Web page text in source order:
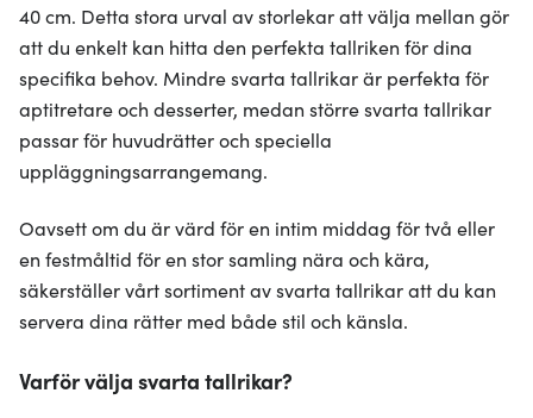
40 cm. Detta stora urval av storlekar att välja mellan gör
att du enkelt kan hitta den perfekta tallriken för dina
specifika behov. Mindre svarta tallrikar är perfekta för
aptitretare och desserter, medan större svarta tallrikar
passar för huvudrätter och speciella
uppläggningsarrangemang.
Oavsett om du är värd för en intim middag för två eller
en festmåltid för en stor samling nära och kära,
säkerställer vårt sortiment av svarta tallrikar att du kan
servera dina rätter med både stil och känsla.
Varför välja svarta tallrikar?